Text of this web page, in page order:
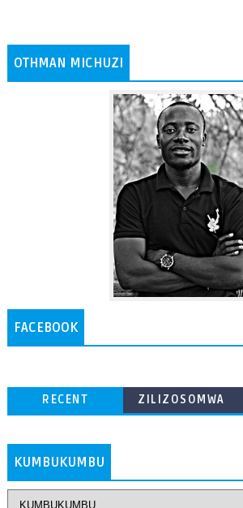
OTHMAN MICHUZI
FACEBOOK
RECENT
ZILIZOSOMWA
KUMBUKUMBU